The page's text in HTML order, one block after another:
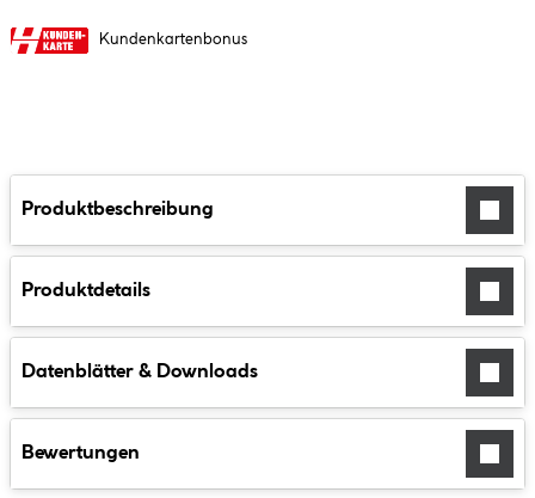
Kundenkartenbonus
Produktbeschreibung
Produktdetails
Datenblätter & Downloads
Bewertungen